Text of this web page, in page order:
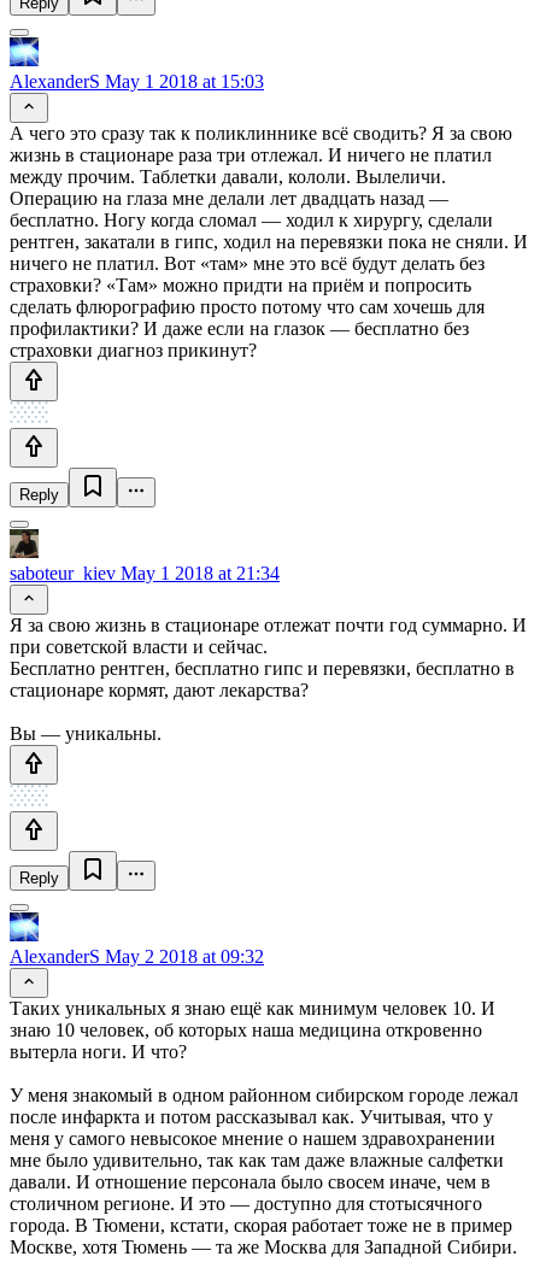
AlexanderS May 1 2018 at 15:03
А чего это сразу так к поликлиннике всё сводить? Я за свою
жизнь в стационаре раза три отлежал. И ничего не платил
между прочим. Таблетки давали, кололи. Вылеличи.
Операцию на глаза мне делали лет двадцать назад —
бесплатно. Ногу когда сломал — ходил к хирургу, сделали
рентген, закатали в гипс, ходил на перевязки пока не сняли. И
ничего не платил. Вот «там» мне это всё будут делать без
страховки? «Там» можно придти на приём и попросить
сделать флюрографию просто потому что сам хочешь для
профилактики? И даже если на глазок — бесплатно без
страховки диагноз прикинут?
Reply
saboteur_kiev May 1 2018 at 21:34
Я за свою жизнь в стационаре отлежат почти год суммарно. И
при советской власти и сейчас.
Бесплатно рентген, бесплатно гипс и перевязки, бесплатно в
стационаре кормят, дают лекарства?
Вы — уникальны.
Reply
AlexanderS May 2 2018 at 09:32
Таких уникальных я знаю ещё как минимум человек 10. И
знаю 10 человек, об которых наша медицина откровенно
вытерла ноги. И что?
У меня знакомый в одном районном сибирском городе лежал
после инфаркта и потом рассказывал как. Учитывая, что у
меня у самого невысокое мнение о нашем здравохранении
мне было удивительно, так как там даже влажные салфетки
давали. И отношение персонала было свосем иначе, чем в
столичном регионе. И это — доступно для стотысячного
города. В Тюмени, кстати, скорая работает тоже не в пример
Москве, хотя Тюмень — та же Москва для Западной Сибири.